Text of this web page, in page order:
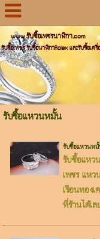
www.รับซื้อเพชรนาฬิกา.com
รับซื้อเพชร รับซื้อนาฬิกาRolex และรับซื้อเค
รับซื้อแหวนหมั้น
รับซื้อแหวนห
รับซื้อแหว
เพชร แหว
เรือนทอง
ที่ร้านได้เ